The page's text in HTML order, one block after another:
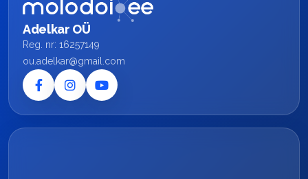
Adelkar OÜ
Reg. nr: 16257149
ou.adelkar@gmail.com